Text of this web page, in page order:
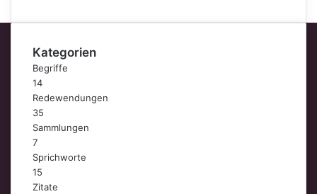
Kategorien
Begriffe
14
Redewendungen
35
Sammlungen
7
Sprichworte
15
Zitate